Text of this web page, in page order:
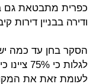
ודירה בבניין דירות קיבלו
הסקר בחן עד כמה
לגלות